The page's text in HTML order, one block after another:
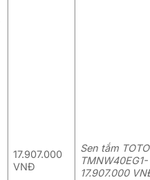
17.907.000
VNĐ
​Sen tắm TOTO
TMNW40EG1-
17.907.000